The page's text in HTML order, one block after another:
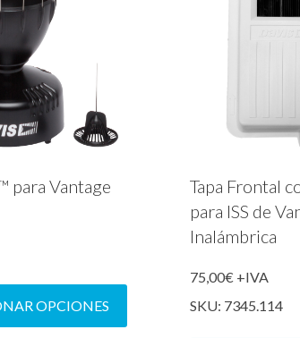
para Vantage
OPCIONES
tiene
Tapa Frontal
para ISS de
Inalámbrica
75,00€ +IVA
SKU: 7345.114